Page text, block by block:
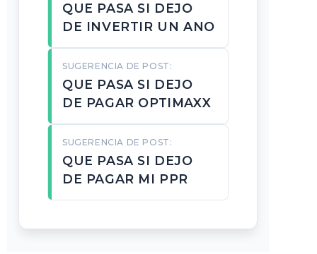
QUE PASA SI DEJO
DE INVERTIR UN ANO
SUGERENCIA DE POST:
QUE PASA SI DEJO
DE PAGAR OPTIMAXX
SUGERENCIA DE POST:
QUE PASA SI DEJO
DE PAGAR MI PPR